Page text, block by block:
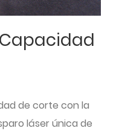
de corte con la
láser única de